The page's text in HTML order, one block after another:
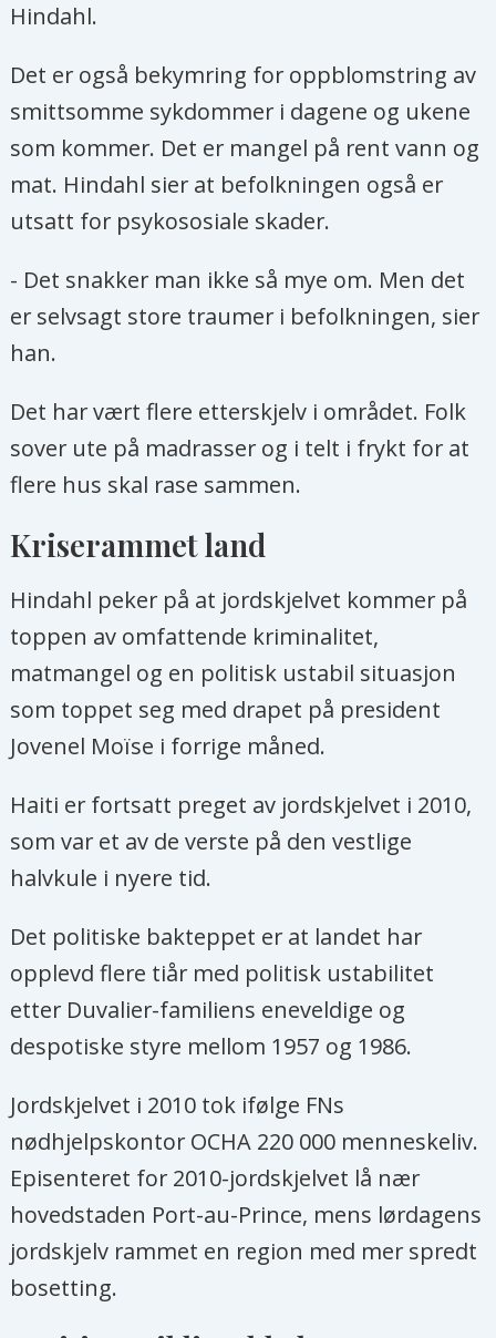
Hindahl.
Det er også bekymring for oppblomstring av
smittsomme sykdommer i dagene og ukene
som kommer. Det er mangel på rent vann og
mat. Hindahl sier at befolkningen også er
utsatt for psykososiale skader.
- Det snakker man ikke så mye om. Men det
er selvsagt store traumer i befolkningen, sier
han.
Det har vært flere etterskjelv i området. Folk
sover ute på madrasser og i telt i frykt for at
flere hus skal rase sammen.
Kriserammet land
Hindahl peker på at jordskjelvet kommer på
toppen av omfattende kriminalitet,
matmangel og en politisk ustabil situasjon
som toppet seg med drapet på president
Jovenel Moïse i forrige måned.
Haiti er fortsatt preget av jordskjelvet i 2010,
som var et av de verste på den vestlige
halvkule i nyere tid.
Det politiske bakteppet er at landet har
opplevd flere tiår med politisk ustabilitet
etter Duvalier-familiens eneveldige og
despotiske styre mellom 1957 og 1986.
Jordskjelvet i 2010 tok ifølge FNs
nødhjelpskontor OCHA 220 000 menneskeliv.
Episenteret for 2010-jordskjelvet lå nær
hovedstaden Port-au-Prince, mens lørdagens
jordskjelv rammet en region med mer spredt
bosetting.